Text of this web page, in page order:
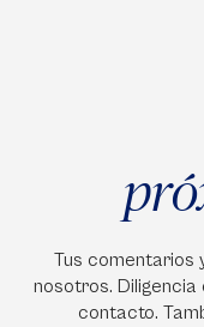
Tus comentarios
nosotros.
contacto.